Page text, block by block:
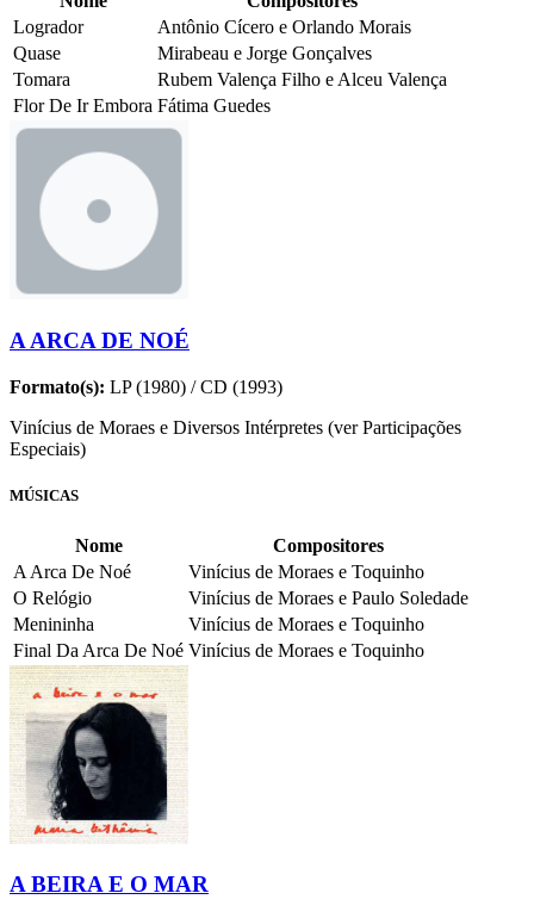
Logrador
Antônio Cícero e Orlando Morais
Quase
Mirabeau e Jorge Gonçalves
Tomara
Rubem Valença Filho e Alceu Valença
Flor De Ir Embora Fátima Guedes
A ARCA DE NOÉ
Formato(s): LP (1980) / CD (1993)
Vinícius de Moraes e Diversos Intérpretes (ver Participações
Especiais)
MÚSICAS
Nome
Compositores
A Arca De Noé
Vinícius de Moraes e Toquinho
O Relógio
Vinícius de Moraes e Paulo Soledade
Menininha
Vinícius de Moraes e Toquinho
Final Da Arca De Noé Vinícius de Moraes e Toquinho
A BEIRA E O MAR